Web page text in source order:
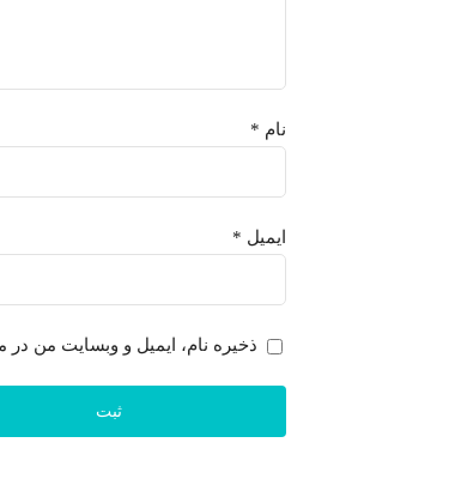
نام *
ایمیل *
ذخیره نام، ایمیل و وبسایت من